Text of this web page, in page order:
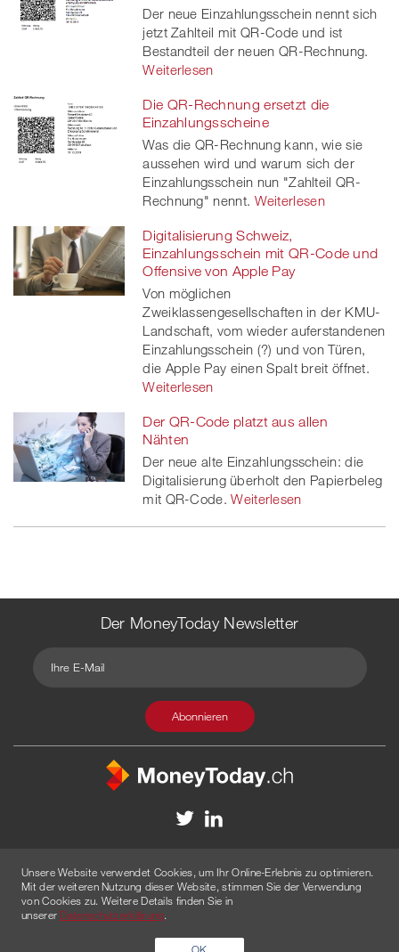
Der neue Einzahlungsschein nennt sich
jetzt Zahlteil mit QR-Code und ist
Bestandteil der neuen QR-Rechnung.
Weiterlesen
Die QR-Rechnung ersetzt die
Einzahlungsscheine
Was die QR-Rechnung kann, wie sie
aussehen wird und warum sich der
Einzahlungsschein nun "Zahlteil QR-
Rechnung" nennt. Weiterlesen
Digitalisierung Schweiz,
Einzahlungsschein mit QR-Code und
Offensive von Apple Pay
Von möglichen
Zweiklassengesellschaften in der KMU-
Landschaft, vom wieder auferstandenen
Einzahlungsschein (?) und von Türen,
die Apple Pay einen Spalt breit öffnet.
Weiterlesen
Der QR-Code platzt aus allen
Nähten
Der neue alte Einzahlungsschein: die
Digitalisierung überholt den Papierbeleg
mit QR-Code. Weiterlesen
Der MoneyToday Newsletter
Disclaimer
Werbung
© 2026 Created byAGENTUR AM WASSER
Unsere Website verwendet Cookies, um Ihr Online-Erlebnis zu optimieren.
Mit der weiteren Nutzung dieser Website, stimmen Sie der Verwendung
von Cookies zu. Weitere Details finden Sie in
unserer Datenschutzerklärung.